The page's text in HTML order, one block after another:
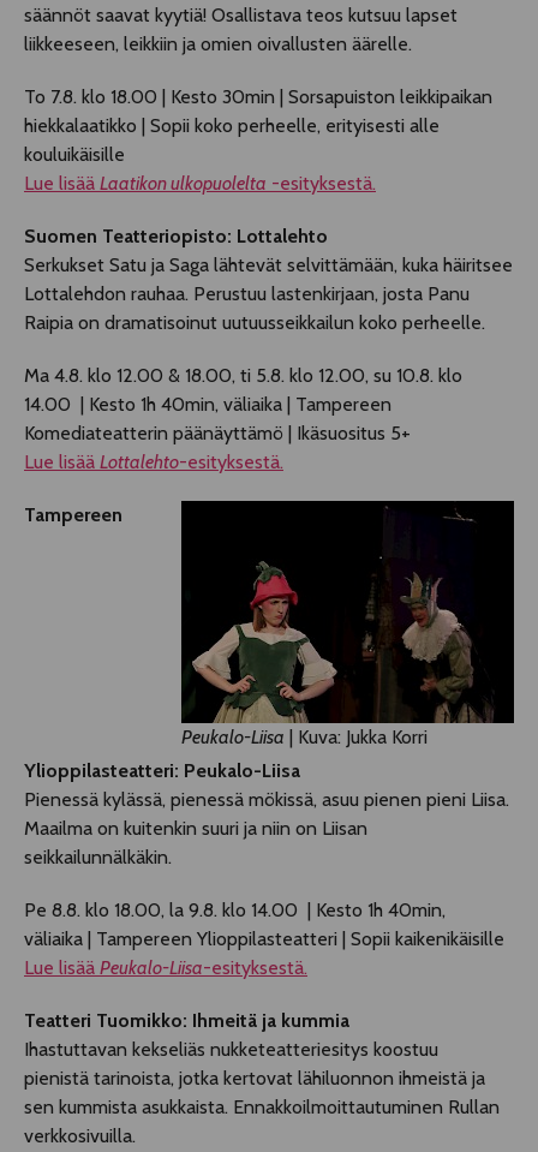
säännöt saavat kyytiä! Osallistava teos kutsuu lapset
liikkeeseen, leikkiin ja omien oivallusten äärelle.
To 7.8. klo 18.00 | Kesto 30min | Sorsapuiston leikkipaikan
hiekkalaatikko | Sopii koko perheelle, erityisesti alle
kouluikäisille
Lue lisää Laatikon ulkopuolelta -esityksestä.
Suomen Teatteriopisto: Lottalehto
Serkukset Satu ja Saga lähtevät selvittämään, kuka häiritsee
Lottalehdon rauhaa. Perustuu lastenkirjaan, josta Panu
Raipia on dramatisoinut uutuusseikkailun koko perheelle.
Ma 4.8. klo 12.00 & 18.00, ti 5.8. klo 12.00, su 10.8. klo
14.00 | Kesto 1h 40min, väliaika | Tampereen
Komediateatterin päänäyttämö | Ikäsuositus 5+
Lue lisää Lottalehto-esityksestä.
Peukalo-Liisa | Kuva: Jukka Korri
Tampereen
Ylioppilasteatteri: Peukalo-Liisa
Pienessä kylässä, pienessä mökissä, asuu pienen pieni Liisa.
Maailma on kuitenkin suuri ja niin on Liisan
seikkailunnälkäkin.
Pe 8.8. klo 18.00, la 9.8. klo 14.00 | Kesto 1h 40min,
väliaika | Tampereen Ylioppilasteatteri | Sopii kaikenikäisille
Lue lisää Peukalo-Liisa-esityksestä.
Teatteri Tuomikko: Ihmeitä ja kummia
Ihastuttavan kekseliäs nukketeatteriesitys koostuu
pienistä tarinoista, jotka kertovat lähiluonnon ihmeistä ja
sen kummista asukkaista. Ennakkoilmoittautuminen Rullan
verkkosivuilla.